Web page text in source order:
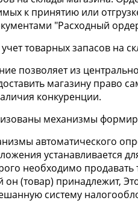
к принятию или
"Расходный
товарных запасов на
позволяет из
магазину право
конкуренции.
механизмы
автоматического
устанавливается
необходимо
он (товар) принадлежит,
систему